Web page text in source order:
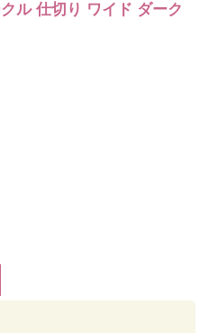
ル 仕切り ワイド ダーク